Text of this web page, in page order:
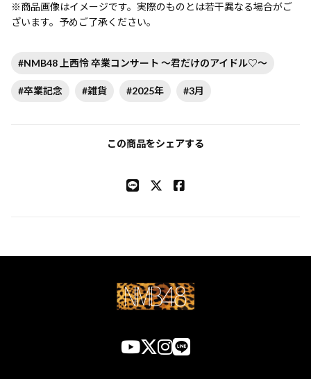
※商品画像はイメージです。実際のものとは若干異なる場合がご
ざいます。予めご了承ください。
#NMB48 上西怜 卒業コンサート ～君だけのアイドル♡～
#卒業記念 #雑貨 #2025年 #3月
この商品をシェアする